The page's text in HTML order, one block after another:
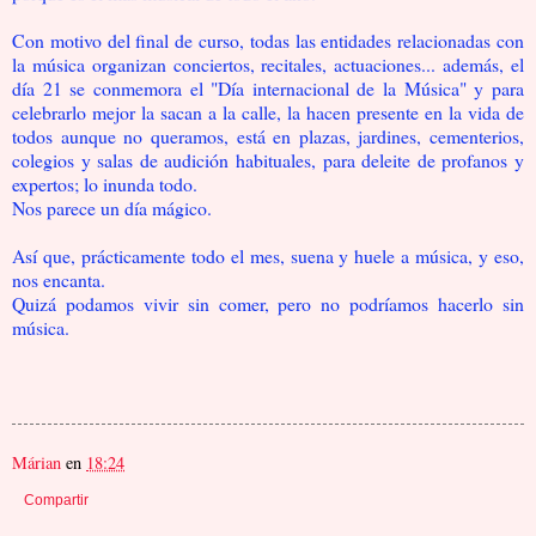
Con motivo del final de curso, todas las entidades relacionadas con
la música organizan conciertos, recitales, actuaciones... además, el
día 21 se conmemora el "Día internacional de la Música" y para
celebrarlo mejor la sacan a la calle, la hacen presente en la vida de
todos aunque no queramos, está en plazas, jardines, cementerios,
colegios y salas de audición habituales, para deleite de profanos y
expertos; lo inunda todo.
Nos parece un día mágico.
Así que, prácticamente todo el mes, suena y huele a música, y eso,
nos encanta.
Quizá podamos vivir sin comer, pero no podríamos hacerlo sin
música.
Márian en 18:24
Compartir